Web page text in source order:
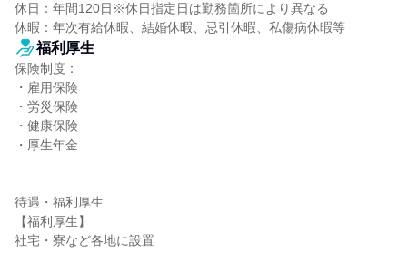
休日：年間120日※休日指定日は勤務箇所により異なる
休暇：年次有給休暇、結婚休暇、忌引休暇、私傷病休暇等
福利厚生
保険制度：
・雇用保険
・労災保険
・健康保険
・厚生年金
待遇・福利厚生
【福利厚生】
社宅・寮など各地に設置